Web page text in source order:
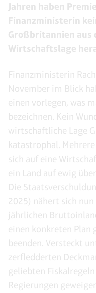
Jahren haben
Finanzministerin
Großbritannien aus
Wirtschaftslage
Finanzministerin
November im Blick
einen vorlegen, was
bezeichnen. Kein
wirtschaftliche Lage
katastrophal.
sich auf eine
ein Land auf ewig
Die
2025) nähert sich
jährlichen
einen konkreten Plan
beenden. Versteckt
zerfledderten
geliebten
Regierungen